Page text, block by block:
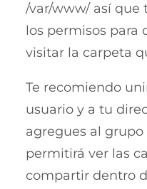
/var/www/ así que
los permisos para
visitar la carpeta
Te recomiendo
usuario y a tu
agregues al grupo
permitirá ver las
compartir dentro